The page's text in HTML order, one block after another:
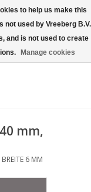
0 Artikel - €0,00
mm,
6 MM
to help us make this
not used by Vreeberg B.V.
and is not used to create
Manage cookies